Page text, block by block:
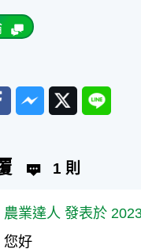
Messenger
TwitterLine
1 則
農業達人 發表於
您好